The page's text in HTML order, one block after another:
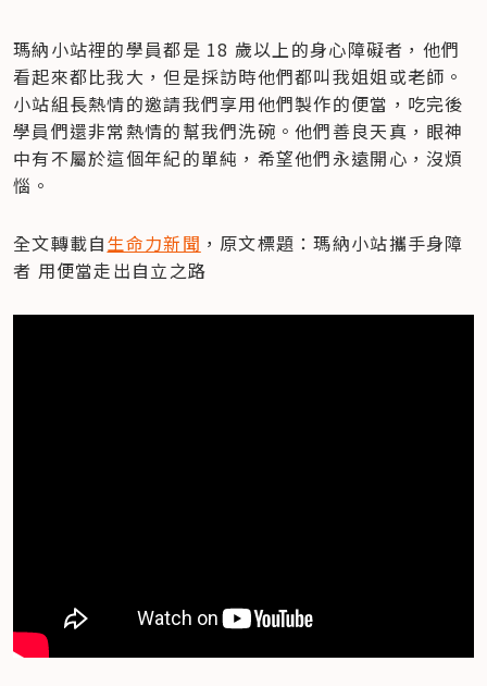
瑪納小站裡的學員都是 18 歲以上的身心障礙者，他們
看起來都比我大，但是採訪時他們都叫我姐姐或老師。
小站組長熱情的邀請我們享用他們製作的便當，吃完後
學員們還非常熱情的幫我們洗碗。他們善良天真，眼神
中有不屬於這個年紀的單純，希望他們永遠開心，沒煩
惱。
全文轉載自生命力新聞 ，原文標題：瑪納小站攜手身障
者 用便當走出自立之路